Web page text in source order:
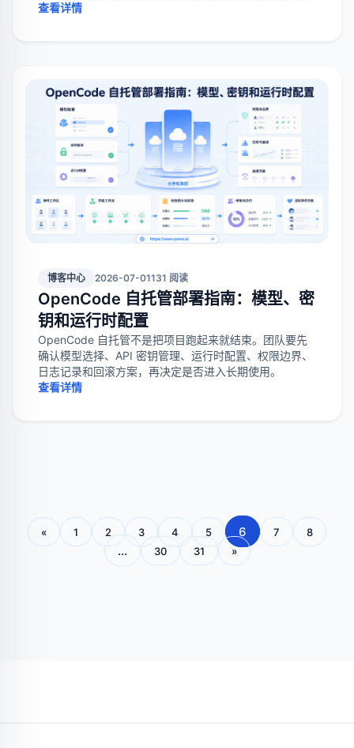
团队做多账号运营。
查看详情
博客中心 2026-07-01131 阅读
OpenCode 自托管部署指南：模型、密
钥和运行时配置
OpenCode 自托管不是把项目跑起来就结束。团队要先
确认模型选择、API 密钥管理、运行时配置、权限边界、
日志记录和回滚方案，再决定是否进入长期使用。
查看详情
« 1 2 3 4 5 6 7 8
... 30 31 »